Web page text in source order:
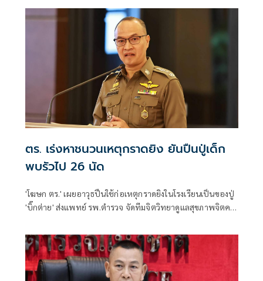
เพื่อน เสพสื่อโซเชียล พบเคยสั่งซื้อปืนบีบีกันทางออนไลน์มา
โรงเรียนแต่ถูกครูยึด เร่งตรวจสอบมือถือ-คอมพิวเตอร์ โยงเหตุ
ตร. เร่งหาชนวนเหตุกราดยิง ยันปืนปู่เด็ก
พบรัวไป 26 นัด
'โฆษก ตร.' เผยอาวุธปืนใช้ก่อเหตุกราดยิงในโรงเรียนเป็นของปู่
'บิ๊กต่าย' ส่งแพทย์ รพ.ตำรวจ จัดทีมจิตวิทยาดูแลสุขภาพจิตครู